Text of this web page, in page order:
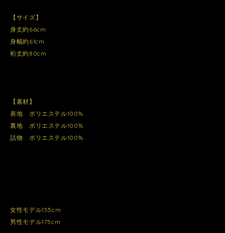
【サイズ】
身丈約66cm
身幅約61cm
裄丈約80cm
【素材】
表地 ポリエステル100%
裏地 ポリエステル100%
詰物 ポリエステル100%
女性モデル155cm
男性モデル175cm